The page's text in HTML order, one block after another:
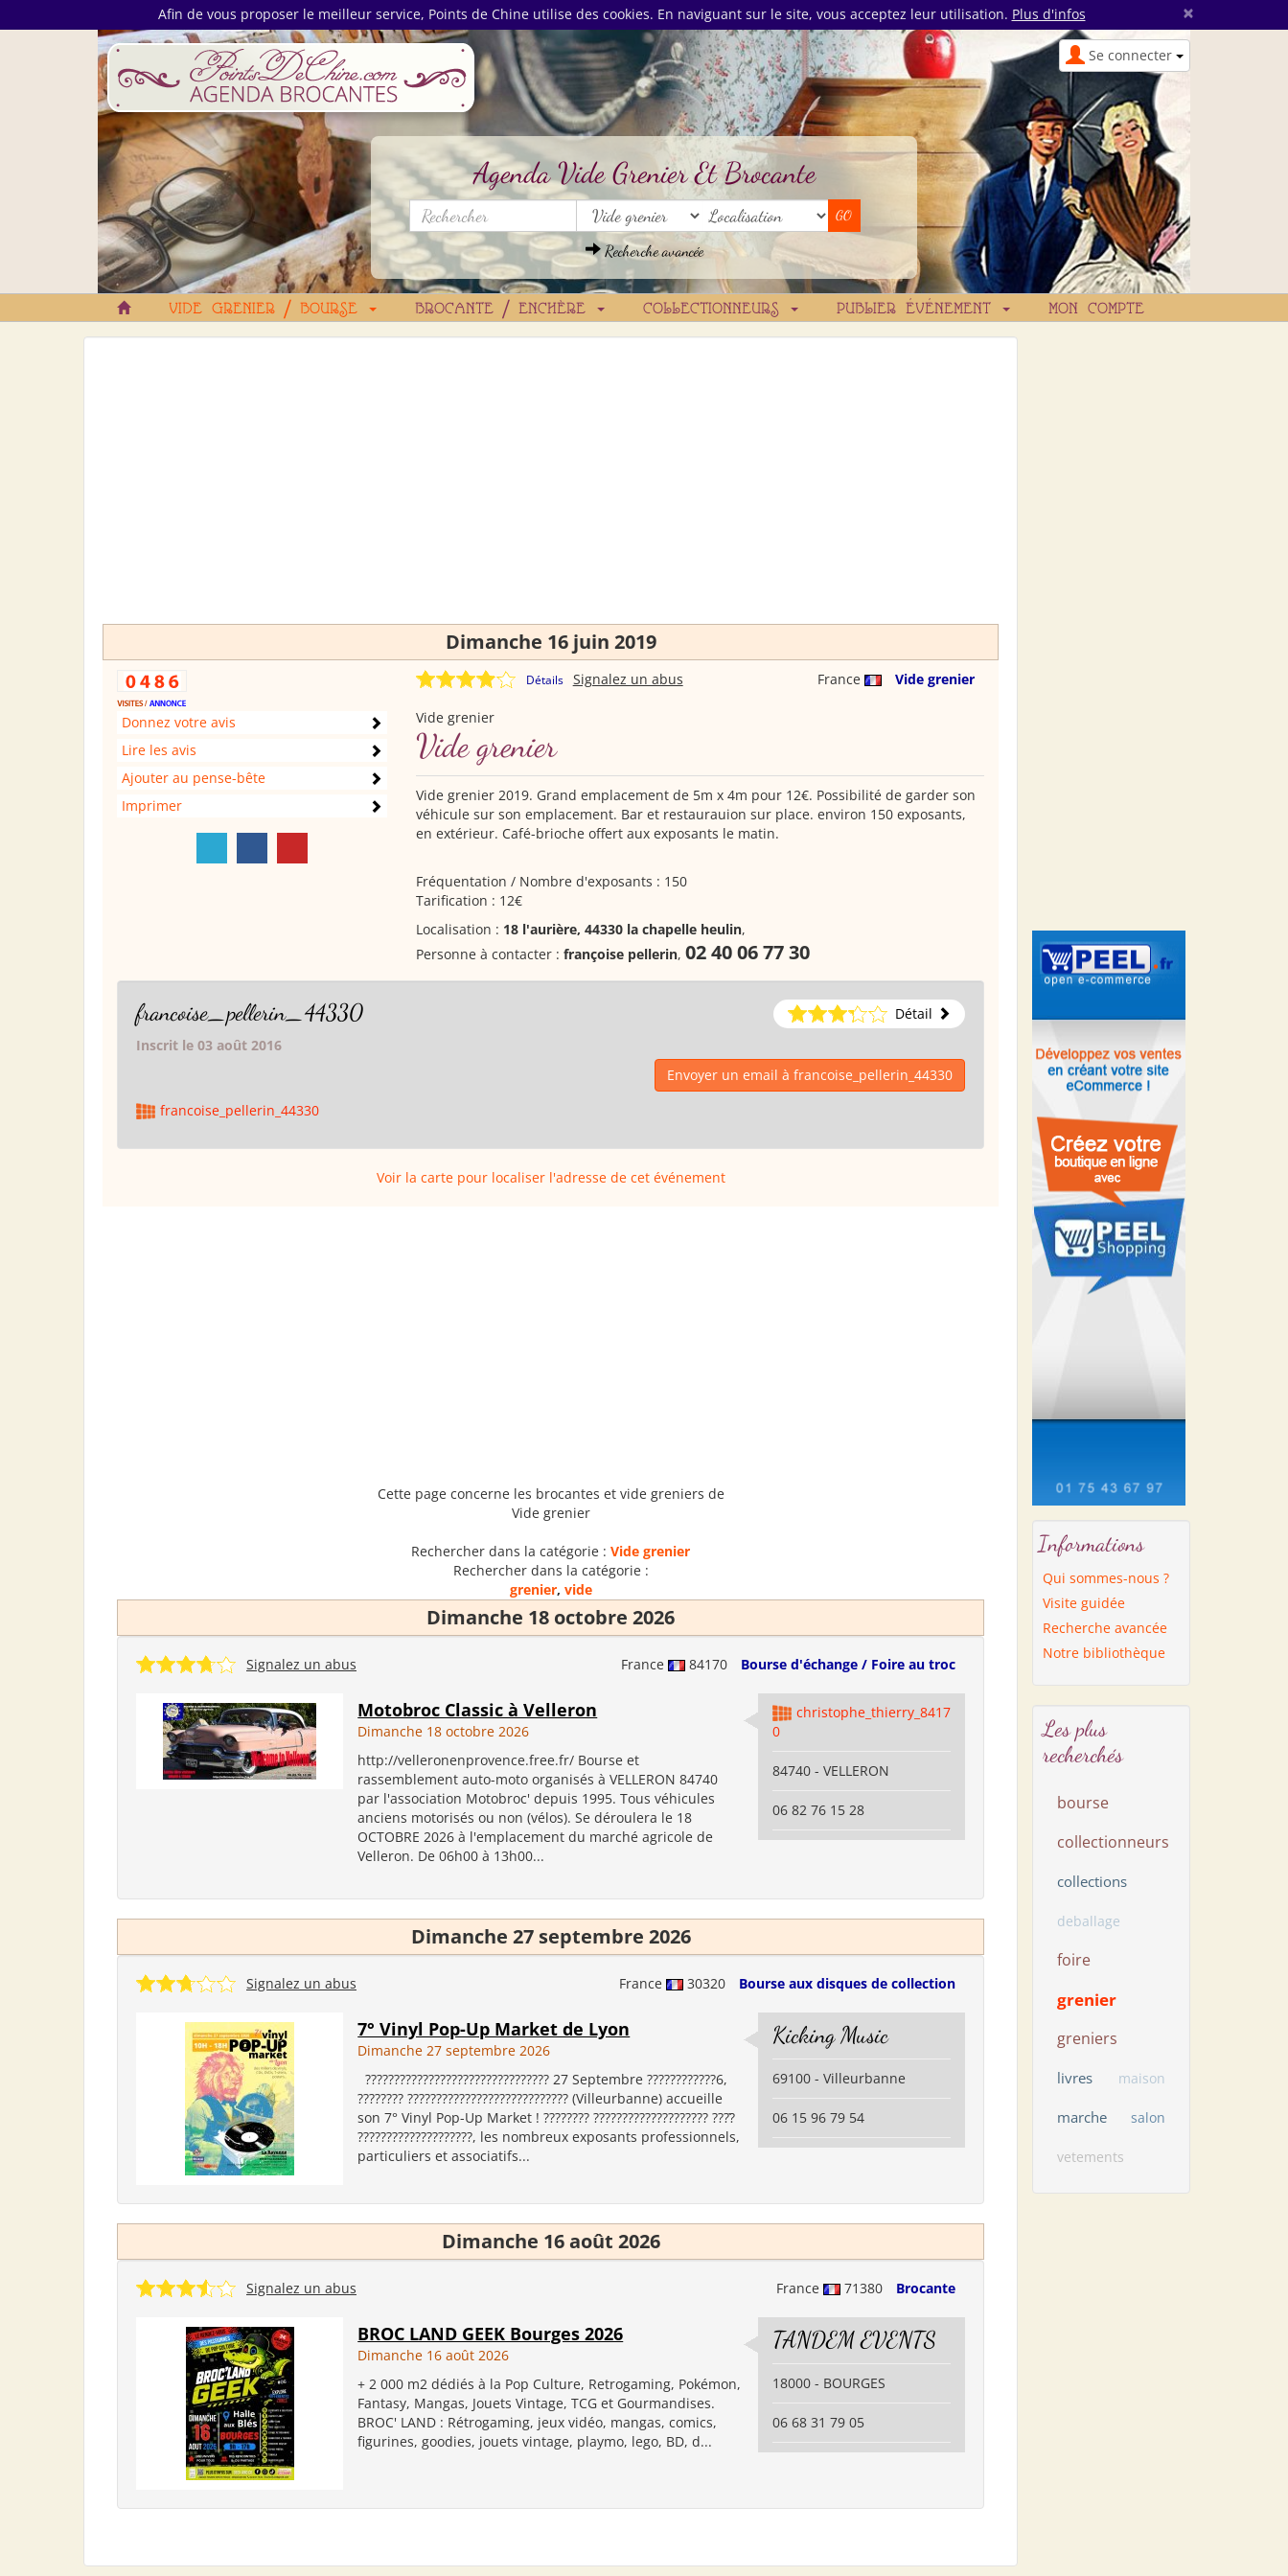
Afin de vous proposer le meilleur service, Points de Chine utilise des cookies. En naviguant sur le site, vous acceptez leur utilisation. Plus d'infos ×
Se connecter
Agenda Vide Grenier Et Brocante
Recherche avancée
VIDE GRENIER / BOURSE BROCANTE / ENCHÈRE COLLECTIONNEURS PUBLIER ÉVÉNEMENT MON COMPTE
Dimanche 16 juin 2019
Donnez votre avis
Lire les avis
Ajouter au pense-bête
Imprimer
Détails France Vide grenier
Signalez un abus
Vide grenier
Vide grenier
Vide grenier 2019. Grand emplacement de 5m x 4m pour 12€. Possibilité de garder son
véhicule sur son emplacement. Bar et restaurauion sur place. environ 150 exposants,
en extérieur. Café-brioche offert aux exposants le matin.
Fréquentation / Nombre d'exposants : 150
Tarification : 12€
Localisation : 18 l'aurière, 44330 la chapelle heulin,
Personne à contacter : françoise pellerin, 02 40 06 77 30
francoise_pellerin_44330
Détail
Inscrit le 03 août 2016
Envoyer un email à francoise_pellerin_44330
francoise_pellerin_44330
Voir la carte pour localiser l'adresse de cet événement
Cette page concerne les brocantes et vide greniers de
Vide grenier
Rechercher dans la catégorie : Vide grenier
Rechercher dans la catégorie :
grenier, vide
Dimanche 18 octobre 2026
France 84170 Bourse d'échange / Foire au troc
Signalez un abus
Motobroc Classic à Velleron
Dimanche 18 octobre 2026
http://velleronenprovence.free.fr/ Bourse et
rassemblement auto-moto organisés à VELLERON 84740
par l'association Motobroc' depuis 1995. Tous véhicules
anciens motorisés ou non (vélos). Se déroulera le 18
OCTOBRE 2026 à l'emplacement du marché agricole de
Velleron. De 06h00 à 13h00...
christophe_thierry_8417
0
84740 - VELLERON
06 82 76 15 28
Dimanche 27 septembre 2026
France 30320 Bourse aux disques de collection
Signalez un abus
7° Vinyl Pop-Up Market de Lyon
Dimanche 27 septembre 2026
???????????????????????????????? 27 Septembre ????????????6,
???????? ???????????????????????????? (Villeurbanne) accueille
son 7° Vinyl Pop-Up Market ! ???????? ???????????????????? ????̀
????????????????????, les nombreux exposants professionnels,
particuliers et associatifs...
Kicking Music
69100 - Villeurbanne
06 15 96 79 54
Dimanche 16 août 2026
France 71380 Brocante
Signalez un abus
BROC LAND GEEK Bourges 2026
Dimanche 16 août 2026
+ 2 000 m2 dédiés à la Pop Culture, Retrogaming, Pokémon,
Fantasy, Mangas, Jouets Vintage, TCG et Gourmandises.
BROC' LAND : Rétrogaming, jeux vidéo, mangas, comics,
figurines, goodies, jouets vintage, playmo, lego, BD, d...
TANDEM EVENTS
18000 - BOURGES
06 68 31 79 05
Informations
Qui sommes-nous ?
Visite guidée
Recherche avancée
Notre bibliothèque
Les plus
recherchés
bourse
collectionneurs
collections
deballage
foire
grenier
greniers
livres maison
marche salon
vetements